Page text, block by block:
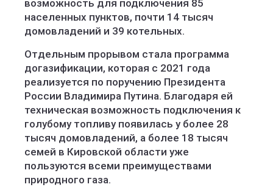
возможность для подключения 85
населенных пунктов, почти 14 тысяч
домовладений и 39 котельных.
Отдельным прорывом стала программа
догазификации, которая с 2021 года
реализуется по поручению Президента
России Владимира Путина. Благодаря ей
техническая возможность подключения к
голубому топливу появилась у более 28
тысяч домовладений, а более 18 тысяч
семей в Кировской области уже
пользуются всеми преимуществами
природного газа.